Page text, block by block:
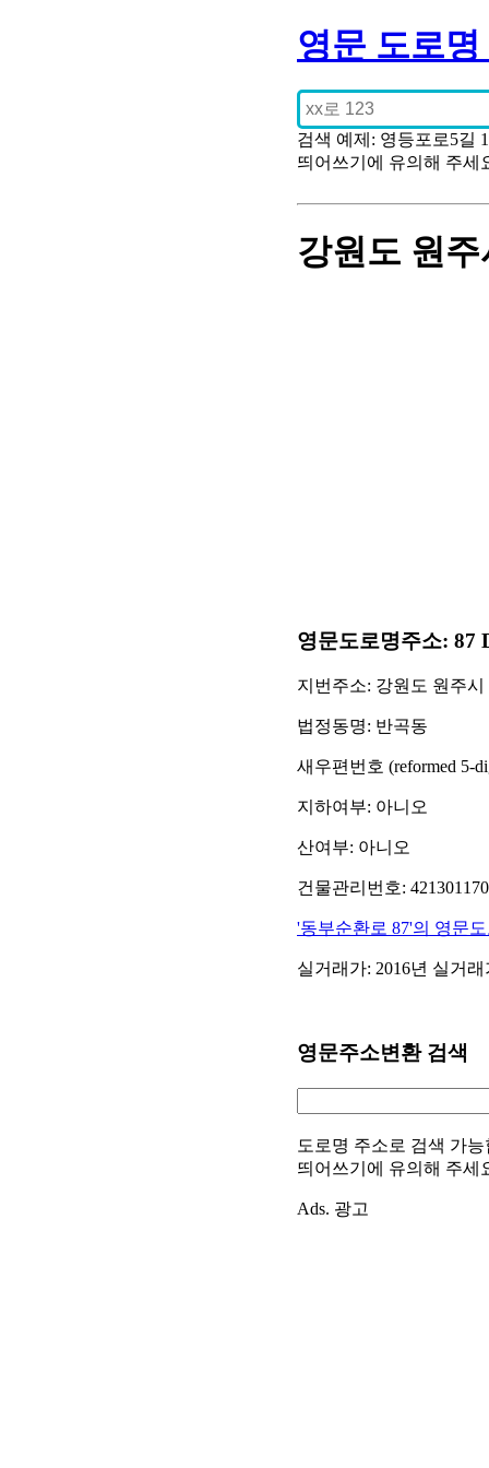
영문 도로
검색 예제: 영등포로5길
띄어쓰기에 유의해 주세
강원도 원
영문도로명주소: 87
지번주소: 강원도 원주시
법정동명: 반곡동
새우편번호 (reformed 5-
지하여부: 아니오
산여부: 아니오
건물관리번호:
'동부순환로 87'의 영문
실거래가: 2016년 실거
영문주소변환 검색
도로명 주소로 검색 가
띄어쓰기에 유의해 주세
Ads. 광고